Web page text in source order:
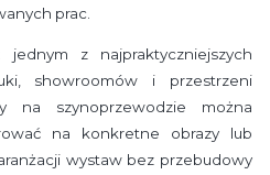
prac.
z najpraktyczniejszych
showroomów i przestrzeni
na szynoprzewodzie można
na konkretne obrazy lub
wystaw bez przebudowy